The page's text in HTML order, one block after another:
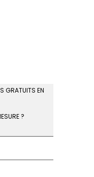
GRATUITS EN
?